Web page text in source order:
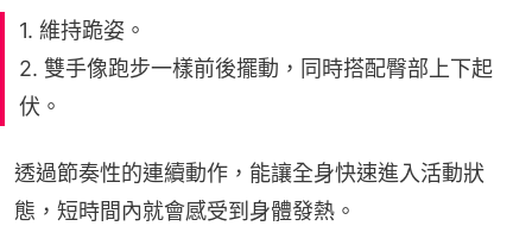
1. 維持跪姿。
2. 雙手像跑步一樣前後擺動，同時搭配臀部上下起
伏。
透過節奏性的連續動作，能讓全身快速進入活動狀
態，短時間內就會感受到身體發熱。